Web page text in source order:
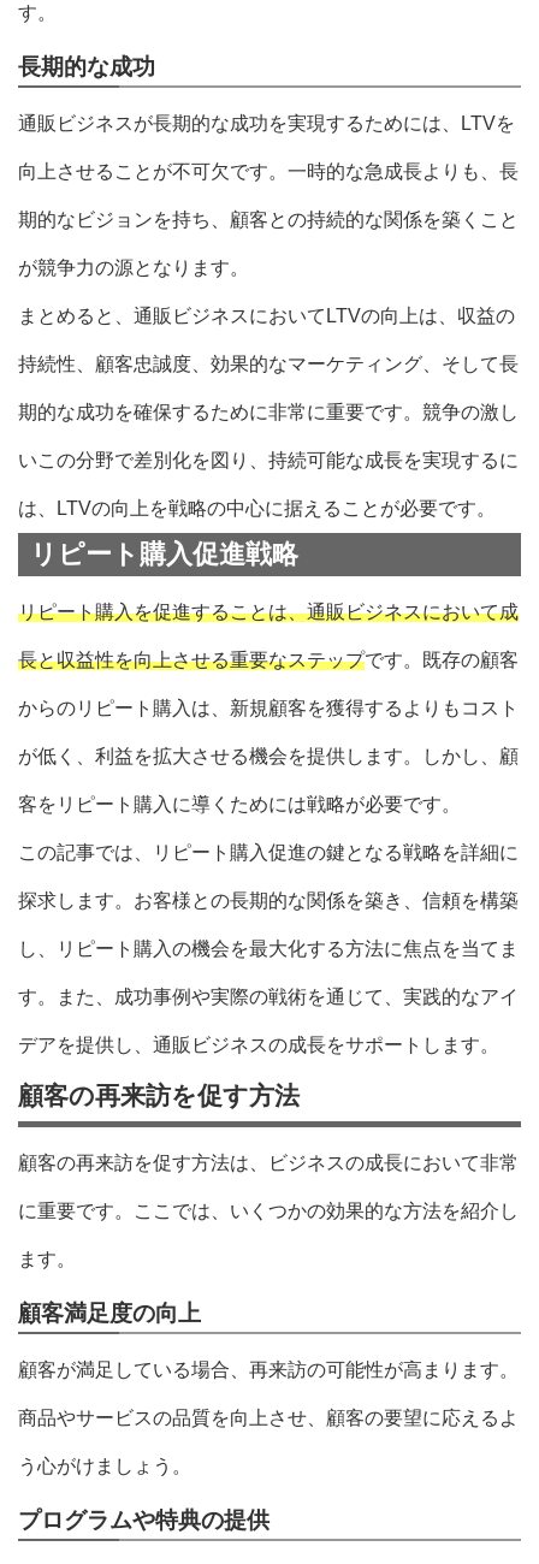
す。
長期的な成功
通販ビジネスが長期的な成功を実現するためには、LTVを
向上させることが不可欠です。一時的な急成長よりも、長
期的なビジョンを持ち、顧客との持続的な関係を築くこと
が競争力の源となります。
まとめると、通販ビジネスにおいてLTVの向上は、収益の
持続性、顧客忠誠度、効果的なマーケティング、そして長
期的な成功を確保するために非常に重要です。競争の激し
いこの分野で差別化を図り、持続可能な成長を実現するに
は、LTVの向上を戦略の中心に据えることが必要です。
リピート購入促進戦略
リピート購入を促進することは、通販ビジネスにおいて成
長と収益性を向上させる重要なステップです。既存の顧客
からのリピート購入は、新規顧客を獲得するよりもコスト
が低く、利益を拡大させる機会を提供します。しかし、顧
客をリピート購入に導くためには戦略が必要です。
この記事では、リピート購入促進の鍵となる戦略を詳細に
探求します。お客様との長期的な関係を築き、信頼を構築
し、リピート購入の機会を最大化する方法に焦点を当てま
す。また、成功事例や実際の戦術を通じて、実践的なアイ
デアを提供し、通販ビジネスの成長をサポートします。
顧客の再来訪を促す方法
顧客の再来訪を促す方法は、ビジネスの成長において非常
に重要です。ここでは、いくつかの効果的な方法を紹介し
ます。
顧客満足度の向上
顧客が満足している場合、再来訪の可能性が高まります。
商品やサービスの品質を向上させ、顧客の要望に応えるよ
う心がけましょう。
プログラムや特典の提供